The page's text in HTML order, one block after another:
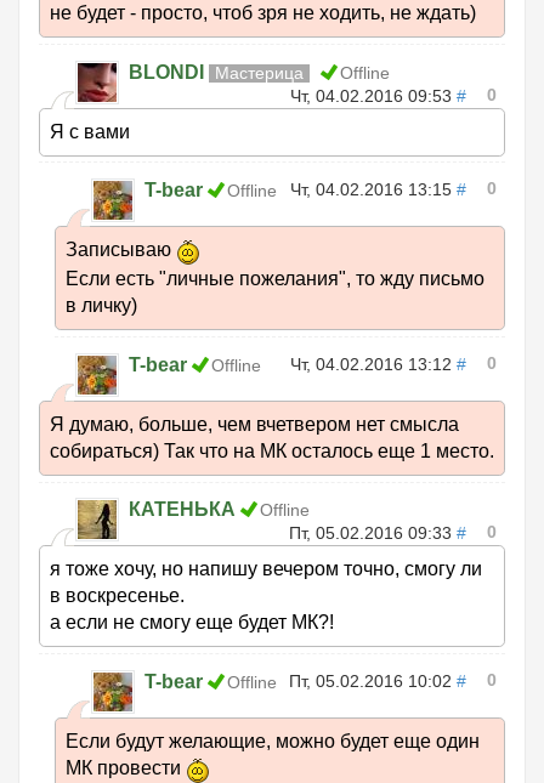
не будет - просто, чтоб зря не ходить, не ждать)
BLONDI Мастерица
Offline
Чт, 04.02.2016 09:53 # 0
Я с вами
T-bear Offline Чт, 04.02.2016 13:15 # 0
Записываю
Если есть "личные пожелания", то жду письмо
в личку)
T-bear Offline Чт, 04.02.2016 13:12 # 0
Я думаю, больше, чем вчетвером нет смысла
собираться) Так что на МК осталось еще 1 место.
КАТЕНЬКА
Offline
Пт, 05.02.2016 09:33 # 0
я тоже хочу, но напишу вечером точно, смогу ли
в воскресенье.
а если не смогу еще будет МК?!
T-bear Offline Пт, 05.02.2016 10:02 # 0
Если будут желающие, можно будет еще один
МК провести